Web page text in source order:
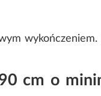
wykończeniem.
cm o